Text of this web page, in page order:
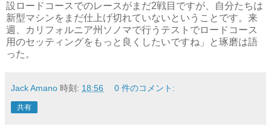
設ロードコースでのレースがまだ2戦目ですが、自分たちは
新型マシンをまだ仕上げ切れていないということです。来
週、カリフォルニア州ソノマで行うテストでロードコース
用のセッティングをもっと良くしたいですね」と琢磨は語
った。
Jack Amano 時刻: 18:56 0 件のコメント:
共有